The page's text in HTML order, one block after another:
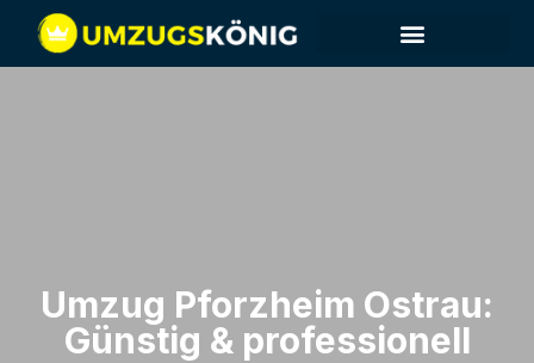
Umzug Pforzheim​ Ostrau:
Günstig & professionell​